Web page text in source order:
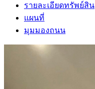
รายละเอียดทรัพย์สิน
แผนที่
มุมมองถนน